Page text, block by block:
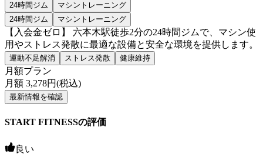
24時間ジム
マシントレーニング
24時間ジム
マシントレーニング
【入会金ゼロ】 六本木駅徒歩2分の24時間ジムで、マシン使
用やストレス発散に最適な設備と安全な環境を提供します。
運動不足解消 ストレス発散 健康維持
月額プラン
月額 3,278円(税込)
最新情報を確認
START FITNESSの評価
良い